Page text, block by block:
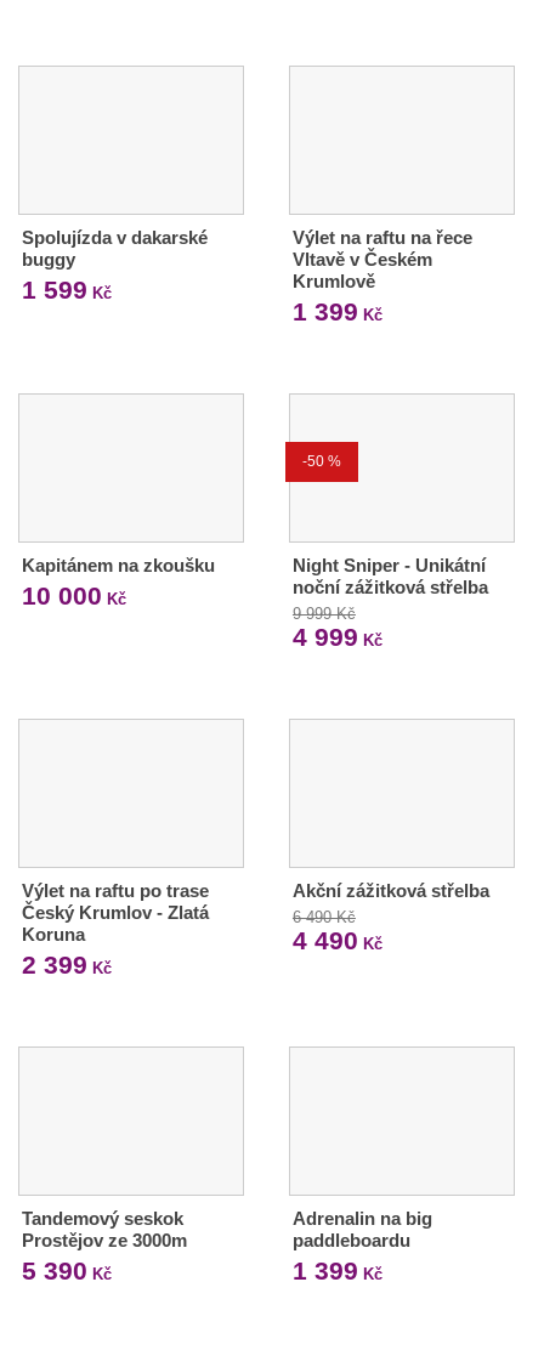
Spolujízda v dakarské
buggy
1 599 Kč
Výlet na raftu na řece
Vltavě v Českém
Krumlově
1 399 Kč
Kapitánem na zkoušku
10 000 Kč
-50 %
Night Sniper - Unikátní
noční zážitková střelba
9 999 Kč
4 999 Kč
Výlet na raftu po trase
Český Krumlov - Zlatá
Koruna
2 399 Kč
Akční zážitková střelba
6 490 Kč
4 490 Kč
Tandemový seskok
Prostějov ze 3000m
5 390 Kč
Adrenalin na big
paddleboardu
1 399 Kč